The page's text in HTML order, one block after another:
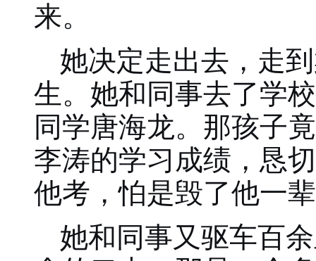
来。
她决定走出去，走
生。她和同事去了学
同学唐海龙。那孩子
李涛的学习成绩，恳
他考，怕是毁了他一
她和同事又驱车百